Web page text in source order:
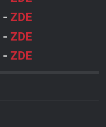
- ZDE
- ZDE
- ZDE